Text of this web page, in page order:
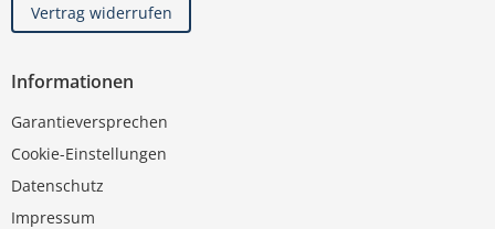
Vertrag widerrufen
Informationen
Garantieversprechen
Cookie-Einstellungen
Datenschutz
Impressum